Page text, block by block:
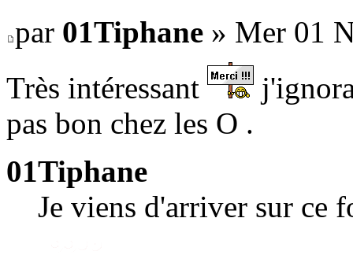
par 01Tiphane » Mer 01
Très intéressant
pas bon chez les O .
01Tiphane
Je viens d'arriver sur ce